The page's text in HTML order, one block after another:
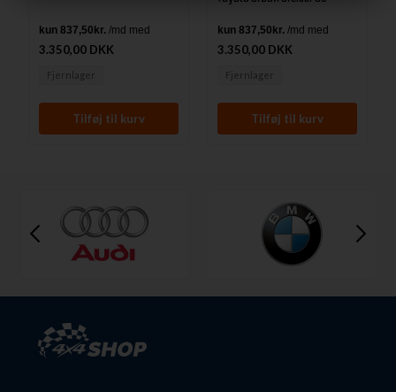
3.350,00 DKK
Fjernlager
3.350,00 DKK
Fjernlager